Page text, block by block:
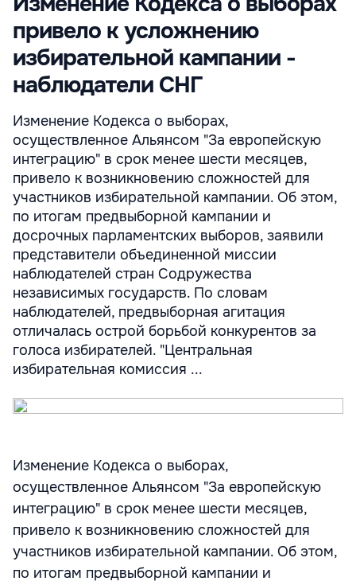
привело к усложнению
избирательной кампании -
наблюдатели СНГ
Изменение Кодекса о выборах,
осуществленное Альянсом "За европейскую
интеграцию" в срок менее шести месяцев,
привело к возникновению сложностей для
участников избирательной кампании. Об этом,
по итогам предвыборной кампании и
досрочных парламентских выборов, заявили
представители объединенной миссии
наблюдателей стран Содружества
независимых государств. По словам
наблюдателей, предвыборная агитация
отличалась острой борьбой конкурентов за
голоса избирателей. "Центральная
избирательная комиссия ...
Изменение Кодекса о выборах,
осуществленное Альянсом "За европейскую
интеграцию" в срок менее шести месяцев,
привело к возникновению сложностей для
участников избирательной кампании. Об этом,
по итогам предвыборной кампании и